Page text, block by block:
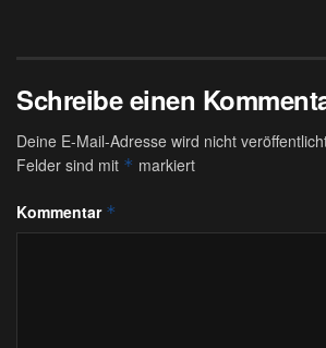
Schreibe einen
Deine E-Mail-Adresse wird nicht
Felder sind mit * markiert
Kommentar *